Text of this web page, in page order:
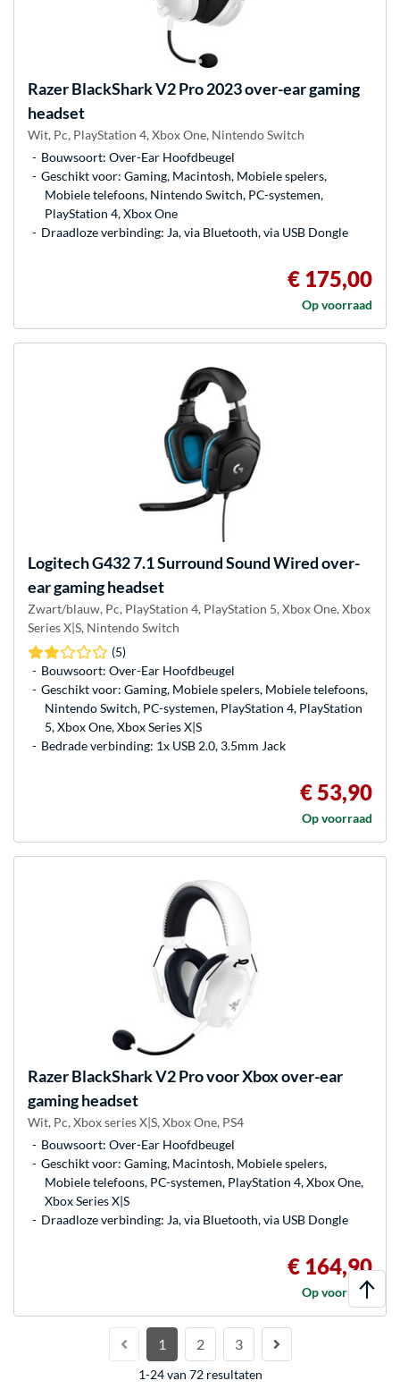
RazerBlackShark V2 Pro 2023 over-ear gaming
headset
Wit, Pc, PlayStation 4, Xbox One, Nintendo Switch
Bouwsoort: Over-Ear Hoofdbeugel
Geschikt voor: Gaming, Macintosh, Mobiele spelers,
Mobiele telefoons, Nintendo Switch, PC-systemen,
PlayStation 4, Xbox One
Draadloze verbinding: Ja, via Bluetooth, via USB Dongle
€ 175,00
Op voorraad
LogitechG432 7.1 Surround Sound Wired over-
ear gaming headset
Zwart/blauw, Pc, PlayStation 4, PlayStation 5, Xbox One, Xbox
Series X|S, Nintendo Switch
(5)
Bouwsoort: Over-Ear Hoofdbeugel
Geschikt voor: Gaming, Mobiele spelers, Mobiele telefoons,
Nintendo Switch, PC-systemen, PlayStation 4, PlayStation
5, Xbox One, Xbox Series X|S
Bedrade verbinding: 1x USB 2.0, 3.5mm Jack
€ 53,90
Op voorraad
RazerBlackShark V2 Pro voor Xbox over-ear
gaming headset
Wit, Pc, Xbox series X|S, Xbox One, PS4
Bouwsoort: Over-Ear Hoofdbeugel
Geschikt voor: Gaming, Macintosh, Mobiele spelers,
Mobiele telefoons, PC-systemen, PlayStation 4, Xbox One,
Xbox Series X|S
Draadloze verbinding: Ja, via Bluetooth, via USB Dongle
€ 164,90
Op voorraad
1 2 3
1-24 van 72 resultaten